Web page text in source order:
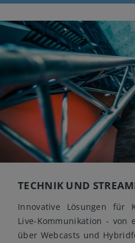
TECHNIK UND
Innovative Lösungen für
Live-Kommunikation - von
über Webcasts und